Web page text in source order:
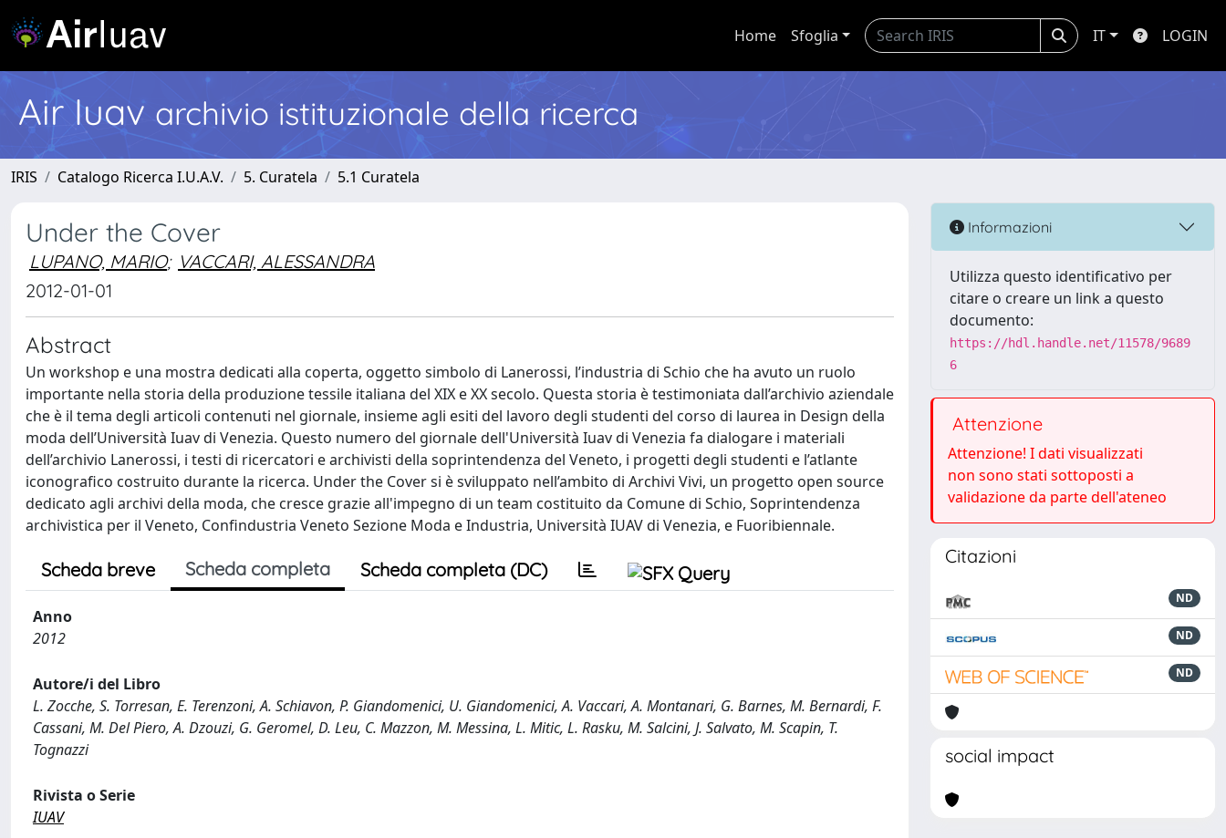
Home Sfoglia IT LOGIN
Air Iuav archivio istituzionale della ricerca
IRIS Catalogo Ricerca I.U.A.V. 5. Curatela 5.1 Curatela
Under the Cover
LUPANO, MARIO; VACCARI, ALESSANDRA
2012-01-01
Abstract
Un workshop e una mostra dedicati alla coperta, oggetto simbolo di Lanerossi, l’industria di Schio che ha avuto un ruolo
importante nella storia della produzione tessile italiana del XIX e XX secolo. Questa storia è testimoniata dall’archivio aziendale
che è il tema degli articoli contenuti nel giornale, insieme agli esiti del lavoro degli studenti del corso di laurea in Design della
moda dell’Università Iuav di Venezia. Questo numero del giornale dell'Università Iuav di Venezia fa dialogare i materiali
dell’archivio Lanerossi, i testi di ricercatori e archivisti della soprintendenza del Veneto, i progetti degli studenti e l’atlante
iconografico costruito durante la ricerca. Under the Cover si è sviluppato nell’ambito di Archivi Vivi, un progetto open source
dedicato agli archivi della moda, che cresce grazie all'impegno di un team costituito da Comune di Schio, Soprintendenza
archivistica per il Veneto, Confindustria Veneto Sezione Moda e Industria, Università IUAV di Venezia, e Fuoribiennale.
Scheda breve Scheda completa Scheda completa (DC)
Anno
2012
Autore/i del Libro
L. Zocche, S. Torresan, E. Terenzoni, A. Schiavon, P. Giandomenici, U. Giandomenici, A. Vaccari, A. Montanari, G. Barnes, M. Bernardi, F.
Cassani, M. Del Piero, A. Dzouzi, G. Geromel, D. Leu, C. Mazzon, M. Messina, L. Mitic, L. Rasku, M. Salcini, J. Salvato, M. Scapin, T.
Tognazzi
Rivista o Serie
IUAV
Informazioni
Utilizza questo identificativo per
citare o creare un link a questo
documento:
https://hdl.handle.net/11578/9689
6
Attenzione
Attenzione! I dati visualizzati
non sono stati sottoposti a
validazione da parte dell'ateneo
Citazioni
ND
ND
ND
social impact